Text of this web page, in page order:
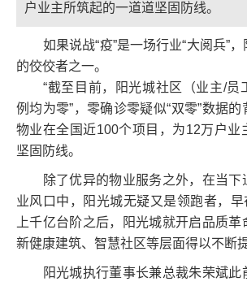
户业主所筑起的一道道坚固防线。
如果说战“疫”是一场行业“大阅兵”，
的佼佼者之一。
“截至目前，阳光城社区（业主/员
例均为零”，零确诊零疑似“双零”数据
物业在全国近100个项目，为12万户业
坚固防线。
除了优异的物业服务之外，在当下
业风口中，阳光城无疑又是领跑者，
上千亿台阶之后，阳光城就开启品质
新健康建筑、智慧社区等层面得以不断提
阳光城执行董事长兼总裁朱荣斌此